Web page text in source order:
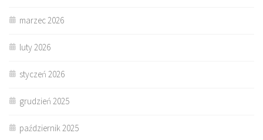
marzec 2026
luty 2026
styczeń 2026
grudzień 2025
październik 2025